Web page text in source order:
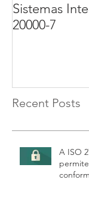
Sistemas
20000-7
Recent Posts
A ISO